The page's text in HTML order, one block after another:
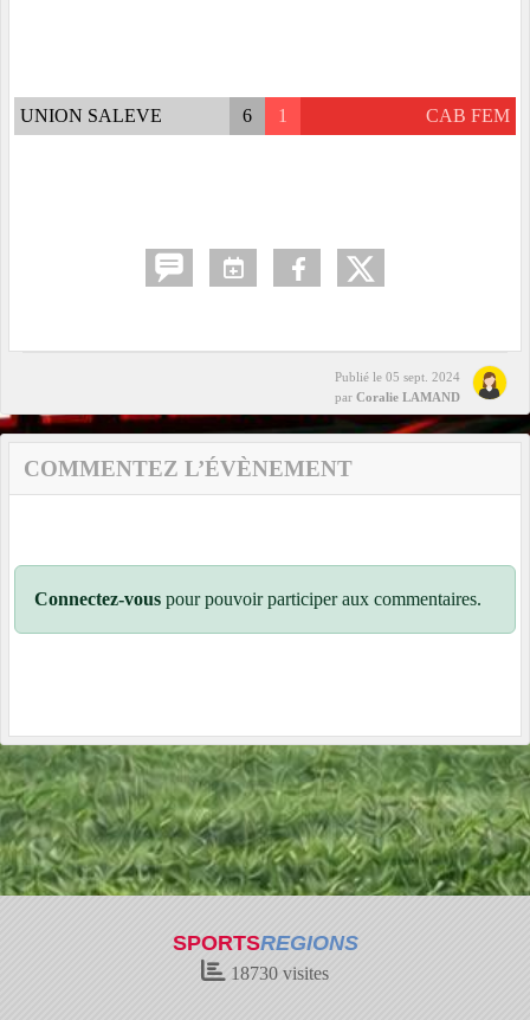
UNION SALEVE 6 1 CAB FEM
Publié le 05 sept. 2024
par Coralie LAMAND
COMMENTEZ L’ÉVÈNEMENT
Connectez-vous pour pouvoir participer aux commentaires.
SPORTSREGIONS
18730 visites